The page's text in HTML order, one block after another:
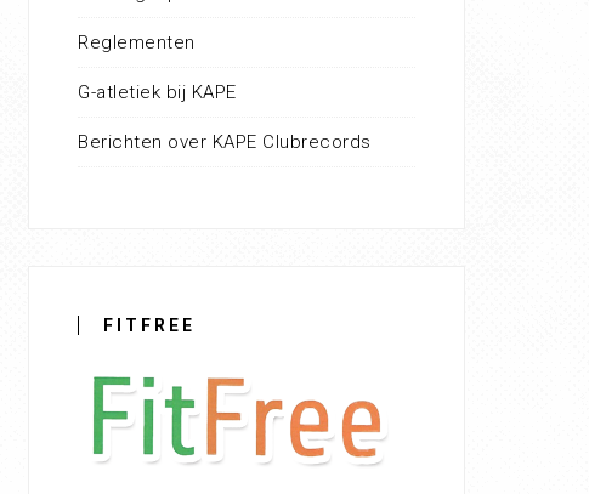
Reglementen
G-atletiek bij KAPE
Berichten over KAPE Clubrecords
FITFREE